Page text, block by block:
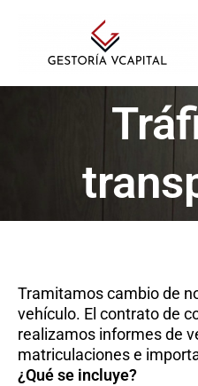
contenido
Tramitamos cambio de
vehículo. El contrato de
realizamos informes de
matriculaciones e
¿Qué se incluye?